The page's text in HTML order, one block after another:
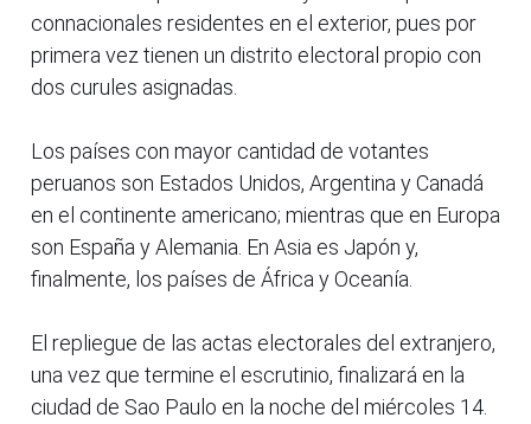
connacionales residentes en el exterior, pues por
primera vez tienen un distrito electoral propio con
dos curules asignadas.
Los países con mayor cantidad de votantes
peruanos son Estados Unidos, Argentina y Canadá
en el continente americano; mientras que en Europa
son España y Alemania. En Asia es Japón y,
finalmente, los países de África y Oceanía.
El repliegue de las actas electorales del extranjero,
una vez que termine el escrutinio, finalizará en la
ciudad de Sao Paulo en la noche del miércoles 14.